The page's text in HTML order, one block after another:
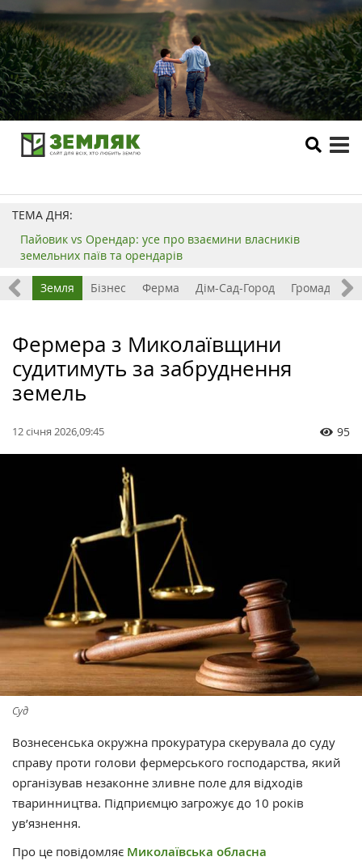
ТЕМА ДНЯ:
Пайовик vs Орендар: усе про взаємини власників
земельних паїв та орендарів
Все Земля Бізнес Ферма Дім-Сад-Город Громада
Фермера з Миколаївщини
судитимуть за забруднення
земель
12 січня 2026,09:45 95
Суд
Вознесенська окружна прокуратура скерувала до суду
справу проти голови фермерського господарства, який
організував незаконне зливне поле для відходів
тваринництва. Підприємцю загрожує до 10 років
ув’язнення.
Про це повідомляє Миколаївська обласна